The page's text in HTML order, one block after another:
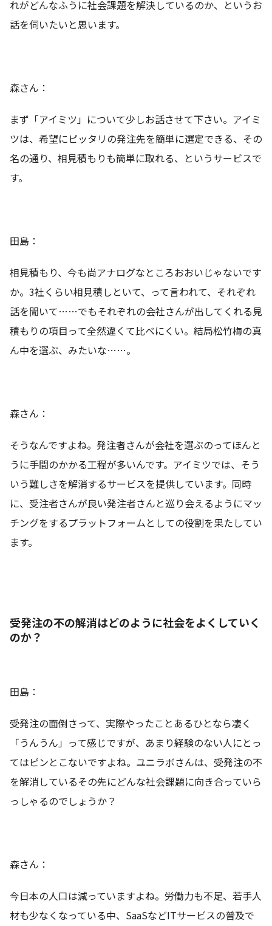
れがどんなふうに社会課題を解決しているのか、というお
話を伺いたいと思います。
森さん：
まず「アイミツ」について少しお話させて下さい。アイミ
ツは、希望にピッタリの発注先を簡単に選定できる、その
名の通り、相見積もりも簡単に取れる、というサービスで
す。
田島：
相見積もり、今も尚アナログなところおおいじゃないです
か。3社くらい相見積しといて、って言われて、それぞれ
話を聞いて……でもそれぞれの会社さんが出してくれる見
積もりの項目って全然違くて比べにくい。結局松竹梅の真
ん中を選ぶ、みたいな……。
森さん：
そうなんですよね。発注者さんが会社を選ぶのってほんと
うに手間のかかる工程が多いんです。アイミツでは、そう
いう難しさを解消するサービスを提供しています。同時
に、受注者さんが良い発注者さんと巡り会えるようにマッ
チングをするプラットフォームとしての役割を果たしてい
ます。
受発注の不の解消はどのように社会をよくしていく
のか？
田島：
受発注の面倒さって、実際やったことあるひとなら凄く
「うんうん」って感じですが、あまり経験のない人にとっ
てはピンとこないですよね。ユニラボさんは、受発注の不
を解消しているその先にどんな社会課題に向き合っていら
っしゃるのでしょうか？
森さん：
今日本の人口は減っていますよね。労働力も不足、若手人
材も少なくなっている中、SaaSなどITサービスの普及で